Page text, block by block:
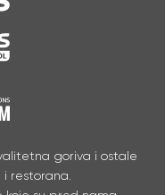
goriva i ostale
restorana.